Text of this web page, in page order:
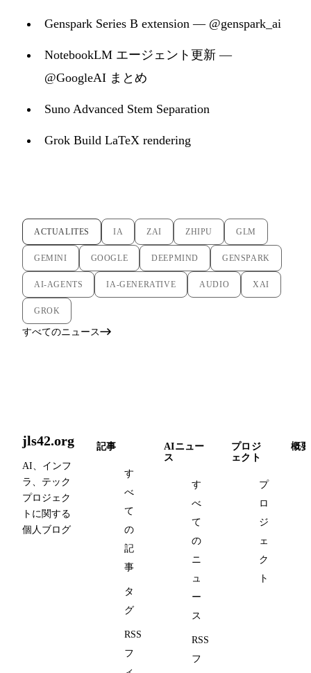
Genspark Series B extension — @genspark_ai
NotebookLM エージェント更新 —
@GoogleAI まとめ
Suno Advanced Stem Separation
Grok Build LaTeX rendering
ACTUALITES IA ZAI ZHIPU GLM
GEMINI GOOGLE DEEPMIND GENSPARK
AI-AGENTS IA-GENERATIVE AUDIO XAI
GROK
すべてのニュース
jls42.org
AI、インフ
ラ、テック
プロジェク
トに関する
個人ブログ
記事
す
べ
て
の
記
事
タ
グ
RSS
フ
AIニュー
ス
す
べ
て
の
ニ
ュ
ー
ス
RSS
フ
プロジ
ェクト
プ
ロ
ジ
ェ
ク
ト
概要